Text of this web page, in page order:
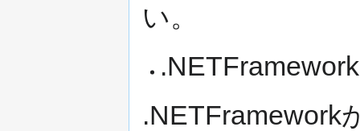
い。
.NETFramework